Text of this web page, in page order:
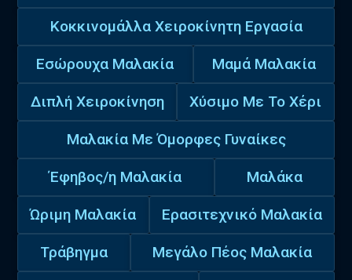
Κοκκινομάλλα Χειροκίνητη Εργασία
Εσώρουχα Μαλακία Μαμά Μαλακία
Διπλή Χειροκίνηση Χύσιμο Με Το Χέρι
Μαλακία Με Όμορφες Γυναίκες
Έφηβος/η Μαλακία Μαλάκα
Ώριμη Μαλακία Ερασιτεχνικό Μαλακία
Τράβηγμα Μεγάλο Πέος Μαλακία